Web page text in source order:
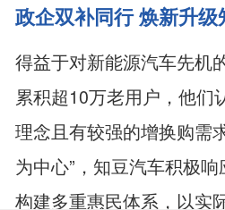
政企双补同行 焕新升
得益于对新能源汽车先机
累积超10万老用户，他们
理念且有较强的增换购需
为中心”，知豆汽车积极响
构建多重惠民体系，以实